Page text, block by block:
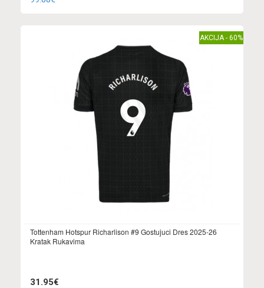
AKCIJA - 60%
Tottenham Hotspur Richarlison #9 Gostujuci Dres 2025-26
Kratak Rukavima
31.95€